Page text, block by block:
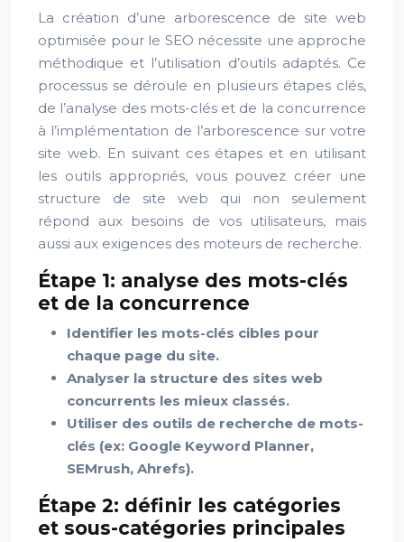
La création d’une arborescence de site web
optimisée pour le SEO nécessite une approche
méthodique et l’utilisation d’outils adaptés. Ce
processus se déroule en plusieurs étapes clés,
de l’analyse des mots-clés et de la concurrence
à l’implémentation de l’arborescence sur votre
site web. En suivant ces étapes et en utilisant
les outils appropriés, vous pouvez créer une
structure de site web qui non seulement
répond aux besoins de vos utilisateurs, mais
aussi aux exigences des moteurs de recherche.
Étape 1: analyse des mots-clés
et de la concurrence
Identifier les mots-clés cibles pour
chaque page du site.
Analyser la structure des sites web
concurrents les mieux classés.
Utiliser des outils de recherche de mots-
clés (ex: Google Keyword Planner,
SEMrush, Ahrefs).
Étape 2: définir les catégories
et sous-catégories principales